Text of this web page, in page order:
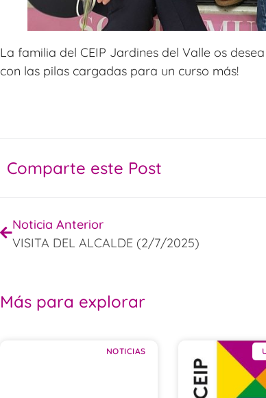
La familia del CEIP Jardines del Valle os
con las pilas cargadas para un curso más!
Comparte este Post
Noticia Anterior
VISITA DEL ALCALDE (2/7/2025)
Más para explorar
NOTICIAS